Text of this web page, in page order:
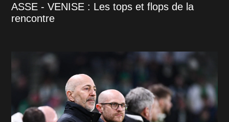
ASSE - VENISE : Les tops et flops de la
rencontre